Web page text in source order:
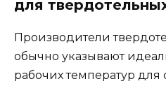
для
Производители
обычно указывают
рабочих температур для